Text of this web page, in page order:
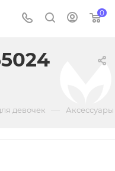
0
девочек